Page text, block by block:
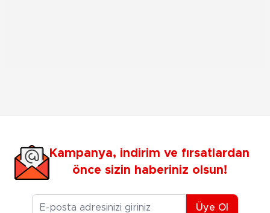
Kampanya, indirim ve fırsatlardan
önce sizin haberiniz olsun!
E-posta Adresiniz
Üye Ol